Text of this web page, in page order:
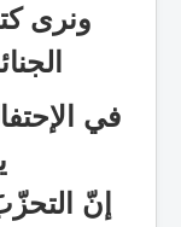
ونرى
في
إنّ